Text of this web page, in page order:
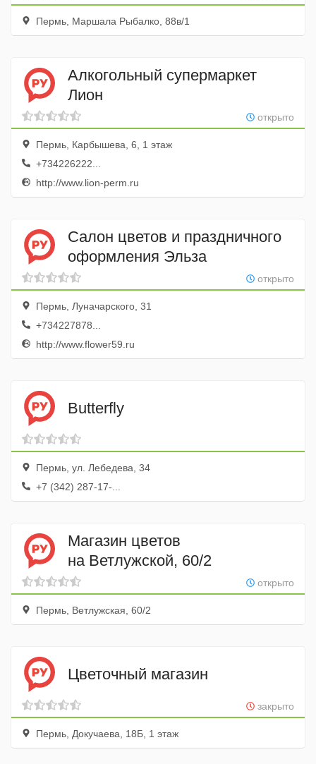
Пермь, Маршала Рыбалко, 88в/1
Алкогольный супермаркет
Лион
открыто
Пермь, Карбышева, 6, 1 этаж
+734226222...
http://www.lion-perm.ru
Салон цветов и праздничного
оформления Эльза
открыто
Пермь, Луначарского, 31
+734227878...
http://www.flower59.ru
Butterfly
Пермь, ул. Лебедева, 34
+7 (342) 287-17-...
Магазин цветов
на Ветлужской, 60/2
открыто
Пермь, Ветлужская, 60/2
Цветочный магазин
закрыто
Пермь, Докучаева, 18Б, 1 этаж